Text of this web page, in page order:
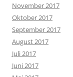
November 2017
Oktober 2017
September 2017
August 2017
Juli 2017
Juni 2017